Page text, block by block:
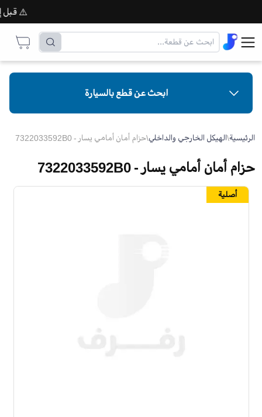
⚠️ قبل
ابحث عن قطع بالسيارة
الرئيسية\الهيكل الخارجي والداخلي\حزام أمان أمامي يسار - 7322033592B0
حزام أمان أمامي يسار - 7322033592B0
أصلية